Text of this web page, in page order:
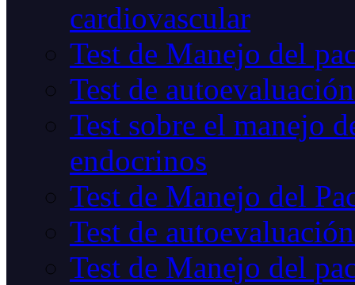
cardiovascular
Test de Manejo del
Test de
Test sobre el manejo
endocrinos
Test de Manejo del
Test de
Test de Manejo del